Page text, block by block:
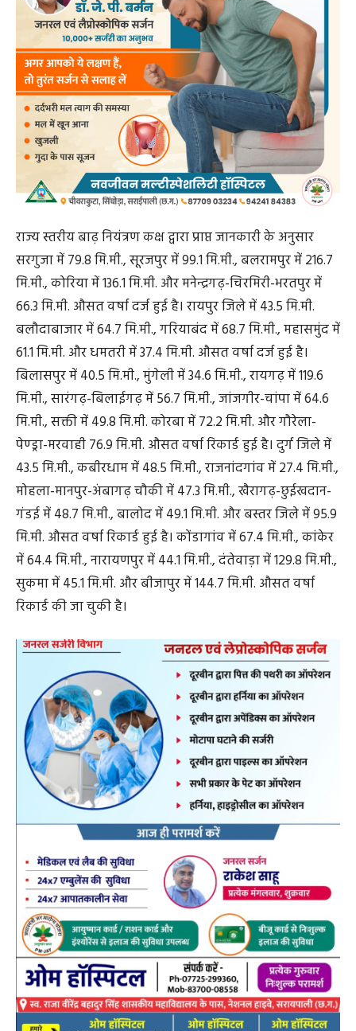
राज्य स्तरीय बाढ़ नियंत्रण कक्ष द्वारा प्राप्त जानकारी के अनुसार
सरगुजा में 79.8 मि.मी., सूरजपुर में 99.1 मि.मी., बलरामपुर में 216.7
मि.मी., कोरिया में 136.1 मि.मी. और मनेन्द्रगढ़-चिरमिरी-भरतपुर में
66.3 मि.मी. औसत वर्षा दर्ज हुई है। रायपुर जिले में 43.5 मि.मी.
बलौदाबाजार में 64.7 मि.मी., गरियाबंद में 68.7 मि.मी., महासमुंद में
61.1 मि.मी. और धमतरी में 37.4 मि.मी. औसत वर्षा दर्ज हुई है।
बिलासपुर में 40.5 मि.मी., मुंगेली में 34.6 मि.मी., रायगढ़ में 119.6
मि.मी., सारंगढ़-बिलाईगढ़ में 56.7 मि.मी., जांजगीर-चांपा में 64.6
मि.मी., सक्ती में 49.8 मि.मी. कोरबा में 72.2 मि.मी. और गौरेला-
पेण्ड्रा-मरवाही 76.9 मि.मी. औसत वर्षा रिकार्ड हुई है। दुर्ग जिले में
43.5 मि.मी., कबीरधाम में 48.5 मि.मी., राजनांदगांव में 27.4 मि.मी.,
मोहला-मानपुर-अंबागढ़ चौकी में 47.3 मि.मी., खैरागढ़-छुईखदान-
गंडई में 48.7 मि.मी., बालोद में 49.1 मि.मी. और बस्तर जिले में 95.9
मि.मी. औसत वर्षा रिकार्ड हुई है। कोंडागांव में 67.4 मि.मी., कांकेर
में 64.4 मि.मी., नारायणपुर में 44.1 मि.मी., दंतेवाड़ा में 129.8 मि.मी.,
सुकमा में 45.1 मि.मी. और बीजापुर में 144.7 मि.मी. औसत वर्षा
रिकार्ड की जा चुकी है।